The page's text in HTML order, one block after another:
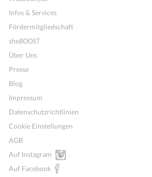
Infos & Services
Fördermitgliedschaft
sheBOOST
Über Uns
Presse
Blog
Impressum
Datenschutzrichtlinien
Cookie Einstellungen
AGB
Auf Instagram
Auf Facebook